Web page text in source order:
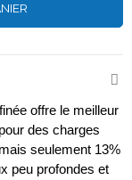
offre le meilleur
des charges
seulement 13%
peu profondes et